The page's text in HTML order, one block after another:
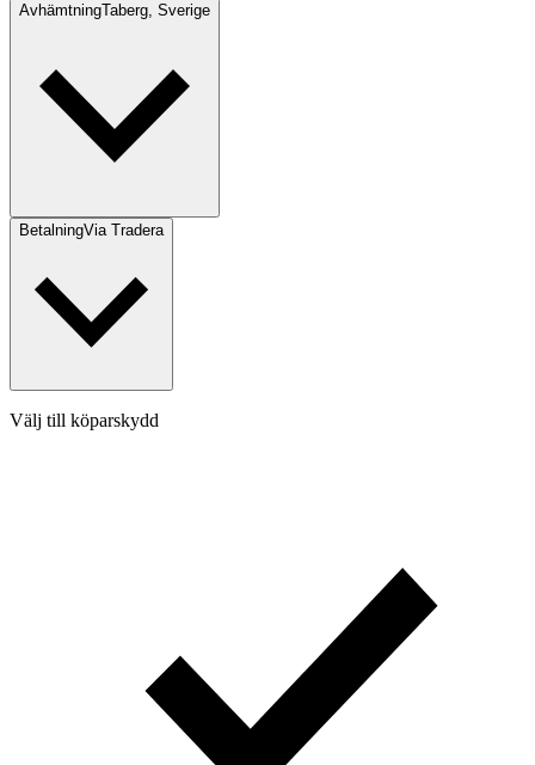
AvhämtningTaberg, Sverige
BetalningVia Tradera
Välj till köparskydd